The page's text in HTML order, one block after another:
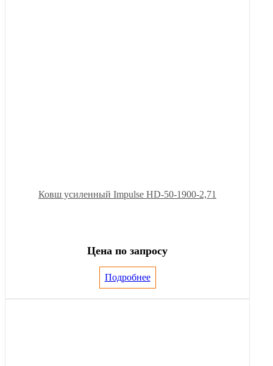
Ковш усиленный Impulse HD-50-1900-2,71
Цена по запросу
Подробнее